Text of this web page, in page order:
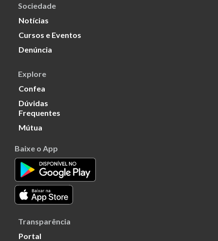
Sociedade
Notícias
Cursos e Eventos
Denúncia
Explore
Confea
Dúvidas
Frequentes
Mútua
Baixe o App
Transparência
Portal